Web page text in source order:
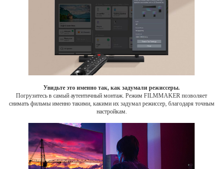
Увидьте это именно так, как задумали режиссеры.
Погрузитесь в самый аутентичный монтаж. Режим FILMMAKER позволяет
снимать фильмы именно такими, какими их задумал режиссер, благодаря точным
настройкам.